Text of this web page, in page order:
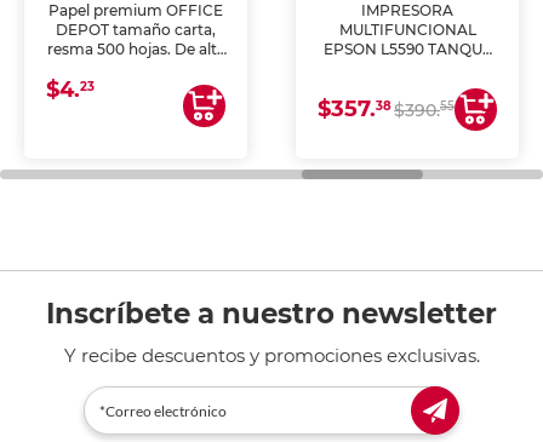
Papel premium OFFICE
DEPOT tamaño carta,
resma 500 hojas. De alta
uniforme, ideal para
impresoras de inyección
de tinta y láser,
general de oficina.
$4.23
IMPRESORA
MULTIFUNCIONAL
EPSON L5590 TANQUE
COPIA Y ESCANEA)
$357.38$390.55
Inscríbete a nuestro newsletter
Y recibe descuentos y promociones exclusivas.